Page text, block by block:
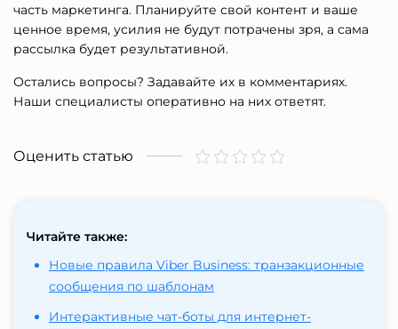
часть маркетинга. Планируйте свой контент и ваше
ценное время, усилия не будут потрачены зря, а сама
рассылка будет результативной.
Остались вопросы? Задавайте их в комментариях.
Наши специалисты оперативно на них ответят.
Оценить статью
Читайте также:
Новые правила Viber Business: транзакционные
сообщения по шаблонам
Интерактивные чат-боты для интернет-